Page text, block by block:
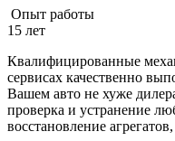
Опыт работы
15 лет
Квалифицированные
сервисах качественно
Вашем авто не хуже
проверка и устранение
восстановление